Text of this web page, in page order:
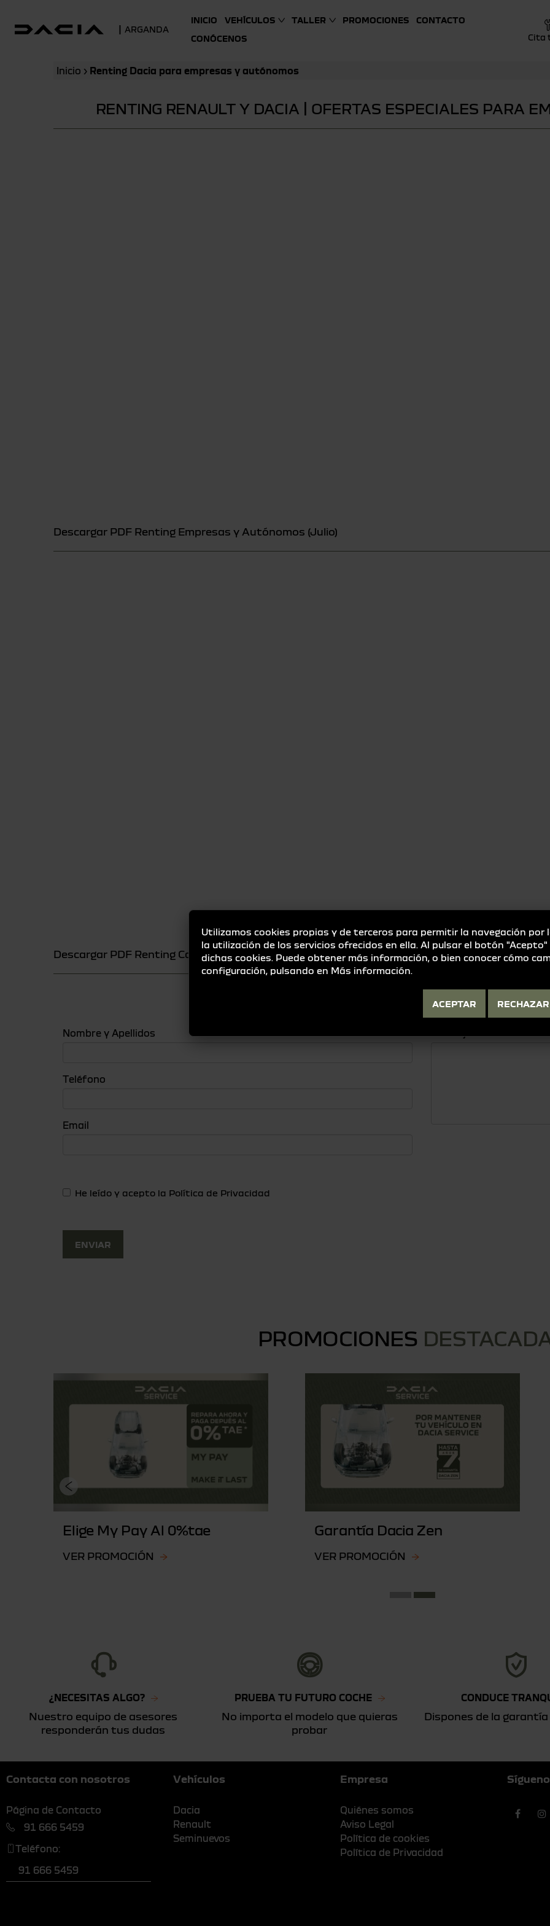
| ARGANDA
INICIO VEHÍCULOS TALLER PROMOCIONES
CONTACTO
CONÓCENOS
Cita
Inicio › Renting Dacia para empresas y autónomos
RENTING RENAULT Y DACIA | OFERTAS ESPECIALES PARA
Descargar PDF Renting Empresas y Autónomos (Julio)
Descargar PDF Renting Campaña MLC (Julio)
¿TE INTERESA?,
Nombre y Apellidos
Teléfono
Email
He leído y acepto la Política de Privacidad
PROMOCIONES
Elige My Pay Al 0%tae
VER PROMOCIÓN
Garantía Dacia Zen
VER PROMOCIÓN
Utilizamos cookies propias y de terceros para permitir la navegación por
la utilización de los servicios ofrecidos en ella. Al pulsar el botón
dichas cookies. Puede obtener más información, o bien conocer cómo
configuración, pulsando en Más información
ACEPTAR RECHAZAR
¿NECESITAS ALGO?
Nuestro equipo de asesores
responderán tus dudas
PRUEBA TU FUTURO COCHE
No importa el modelo que quieras
probar
CONDUCE
Dispones de la
Contacta con nosotros
Página de Contacto
91 666 5459
Teléfono:
91 666 5459
Vehículos
Dacia
Renault
Seminuevos
Empresa
Quiénes somos
Aviso Legal
Política de cookies
Política de Privacidad